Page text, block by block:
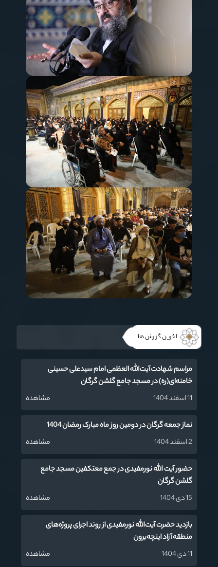
اخرین گزارش ها
مراسم شهادت آیت‌‌الله العظمی امام سیدعلی حسینی
خامنه‌ای(ره) در مسجد جامع گلشن گرگان
11 اسفند 1404
مشاهده
نماز جمعه گرگان در دومین روز ماه مبارک رمضان 1404
2 اسفند 1404
مشاهده
حضور آیت الله نورمفیدی در جمع معتکفین مسجد جامع
گلشن گرگان
15 دی 1404
مشاهده
بازدید حضرت آیت‌الله نورمفیدی از روند اجرای پروژه‌های
منطقه آزاد اینچه‌برون
11 دی 1404
مشاهده